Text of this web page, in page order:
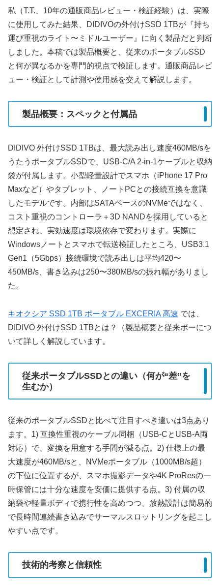
私（T.T.、10年の通販商品レビュー・検証経験）は、実際
に使用してみた結果、DIDIVOの外付けSSD 1TBが『持ち
運び重視のライト〜ミドルユーザー』に向く製品だと判断
しました。本稿では製品概要と、従来のポータブルSSD
と何が異なるかを専門的視点で検証します。通販商品レビ
ュー・検証として計測や使用感を交えて解説します。
製品概要：スペックと付属品
DIDIVO 外付けSSD 1TBは、最大読み出し速度460MB/sを
うたうポータブルSSDで、USB-C/A 2-in-1ケーブルと収納
袋が付属します。小型軽量設計でスマホ（iPhone 17 Pro
Maxなど）やタブレット、ノートPCとの接続互換を意識
したモデルです。内部はSATAベースのNVMeではなく、
コスト重視のコントローラ＋3D NANDを採用していると
想定され、実効速度は環境依存で変わります。実際に
Windowsノートとスマホで転送検証したところ、USB3.1
Gen1（5Gbps）接続環境で読み出しは平均420〜
450MB/s、書き込みは250〜380MB/sの振れ幅がありまし
た。
キオクシア SSD 1TB ポータブル EXCERIA 高速 では、
DIDIVO 外付けSSD 1TBとは？（製品概要と従来ポーにつ
いて詳しく解説しています。
従来ポータブルSSDとの違い（何が“差”を
生むか）
従来のポータブルSSDと比べて注目すべき違いは3点あり
ます。1) 互換性重視のケーブル同梱（USB-CとUSB-A両
対応）で、変換を用意する手間が減る点。2) 仕様上の最
大速度が460MB/sと、NVMeポータブル（1000MB/s超）
の下位に位置するが、スマホ撮影データや4K ProResの一
時保管には十分な速度を安価に提供する点。3) 付属の収
納袋や軽量ボディで携行性を高めつつ、放熱設計は簡易的
で長時間連続書き込みでサーマルスロットリングを起こし
やすい点です。
技術的考察と信頼性